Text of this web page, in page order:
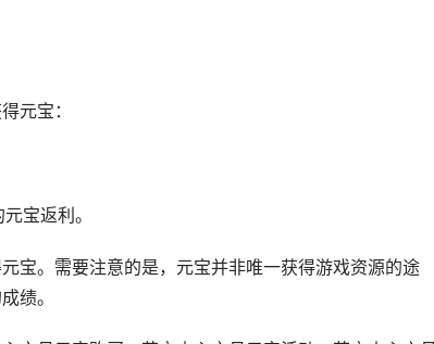
元宝：
宝返利。
宝。需要注意的是，元宝并非唯一获得游戏资源的途
绩。